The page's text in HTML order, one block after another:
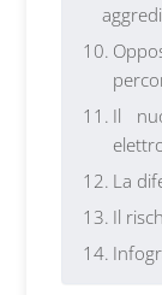
Il
La
Il